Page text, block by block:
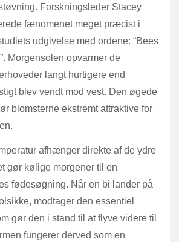
Forskningsleder Stacey
fænomenet meget præcist i
udgivelse med ordene: “Bees
Morgensolen opvarmer de
langt hurtigere end
blev vendt mod vest. Den øgede
blomsterne ekstremt attraktive for
afhænger direkte af de ydre
gør kølige morgener til en
fødesøgning. Når en bi lander på
modtager den essentiel
gør den i stand til at flyve videre til
fungerer derved som en